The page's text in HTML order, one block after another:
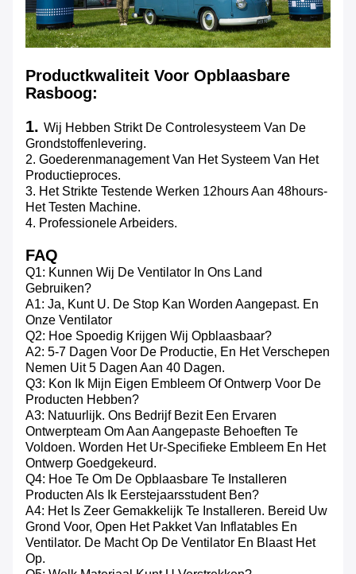
Productkwaliteit Voor Opblaasbare
Rasboog:
1. Wij Hebben Strikt De Controlesysteem Van De
Grondstoffenlevering.
2. Goederenmanagement Van Het Systeem Van Het
Productieproces.
3. Het Strikte Testende Werken 12hours Aan 48hours-
Het Testen Machine.
4. Professionele Arbeiders.
FAQ
Q1: Kunnen Wij De Ventilator In Ons Land
Gebruiken?
A1: Ja, Kunt U. De Stop Kan Worden Aangepast. En
Onze Ventilator
Q2: Hoe Spoedig Krijgen Wij Opblaasbaar?
A2: 5-7 Dagen Voor De Productie, En Het Verschepen
Nemen Uit 5 Dagen Aan 40 Dagen.
Q3: Kon Ik Mijn Eigen Embleem Of Ontwerp Voor De
Producten Hebben?
A3: Natuurlijk. Ons Bedrijf Bezit Een Ervaren
Ontwerpteam Om Aan Aangepaste Behoeften Te
Voldoen. Worden Het Ur-Specifieke Embleem En Het
Ontwerp Goedgekeurd.
Q4: Hoe Te Om De Opblaasbare Te Installeren
Producten Als Ik Eerstejaarsstudent Ben?
A4: Het Is Zeer Gemakkelijk Te Installeren. Bereid Uw
Grond Voor, Open Het Pakket Van Inflatables En
Ventilator. De Macht Op De Ventilator En Blaast Het
Op.